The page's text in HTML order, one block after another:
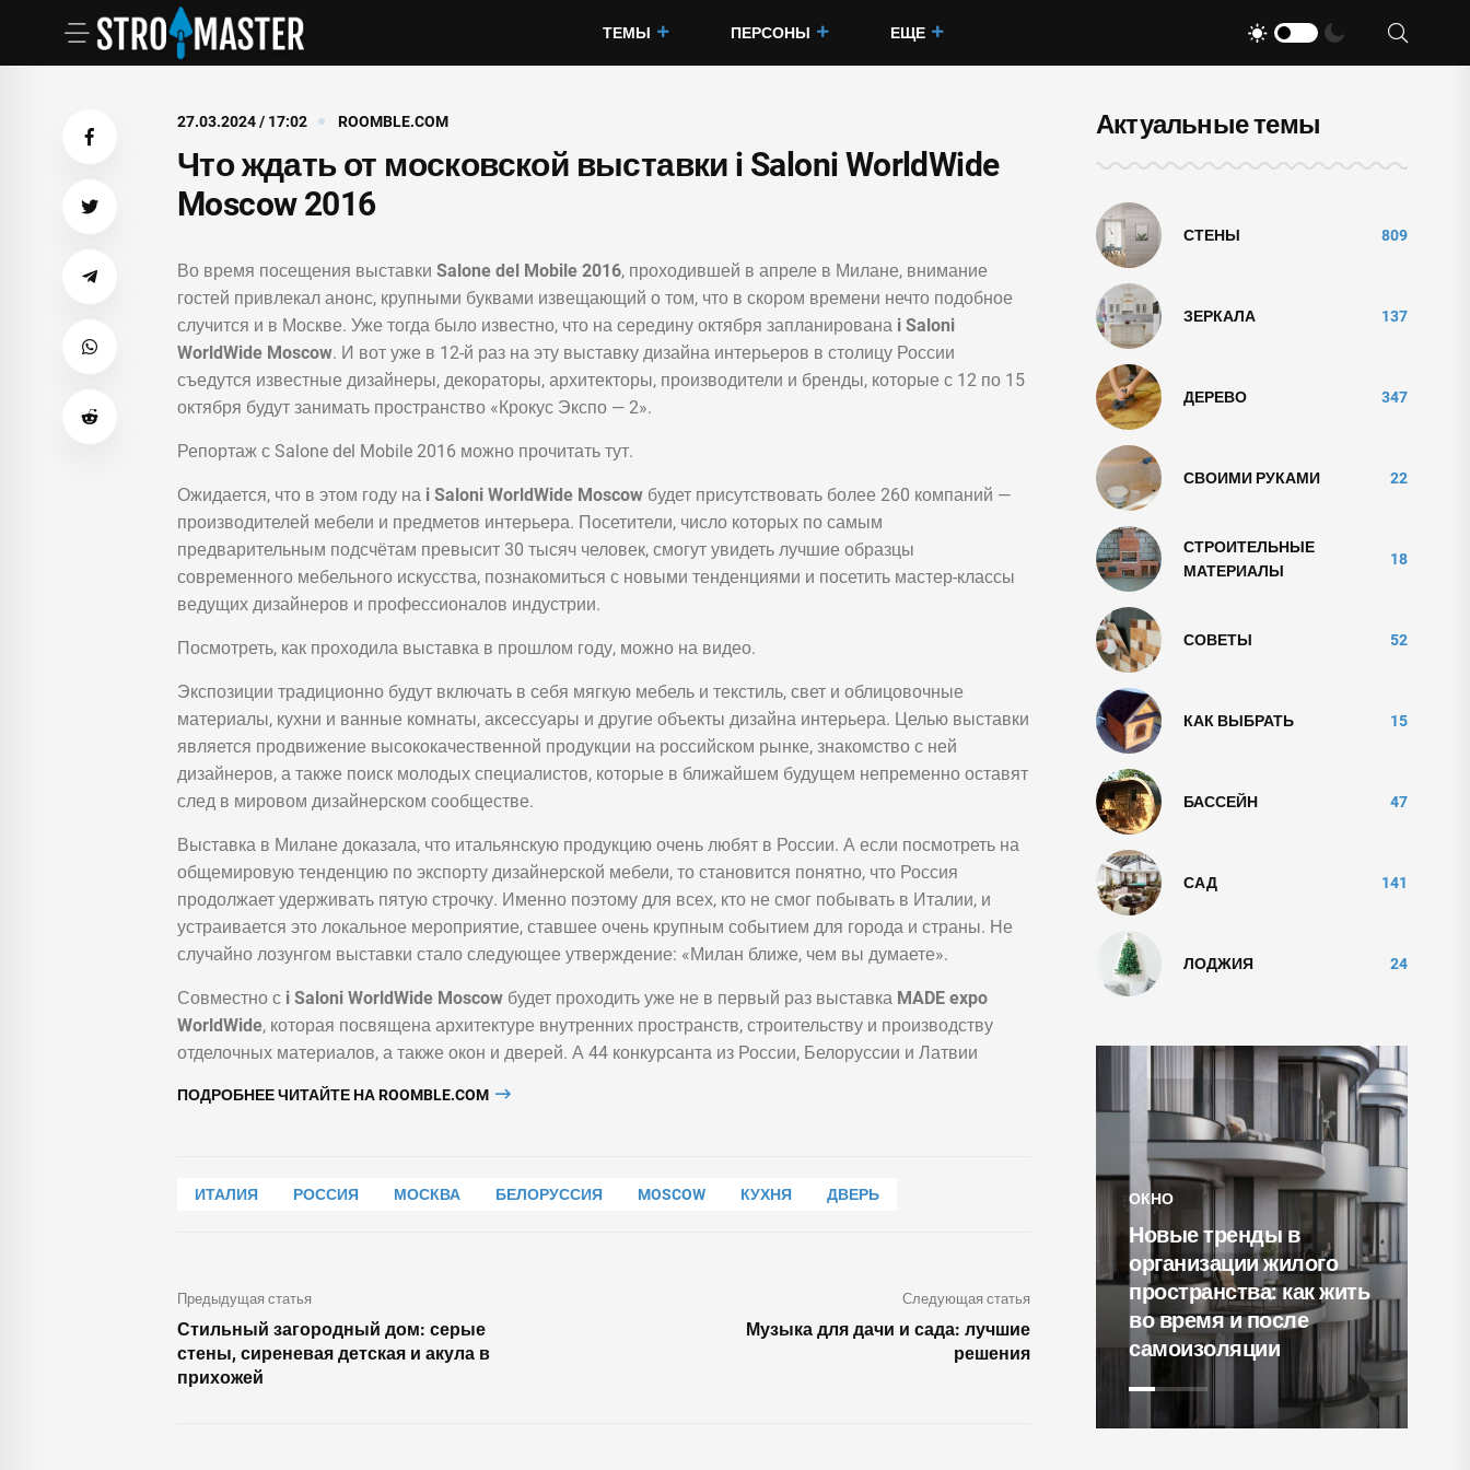
ТЕМЫ ПЕРСОНЫ ЕЩЕ
27.03.2024 / 17:02 ROOMBLE.COM
Что ждать от московской выставки i Saloni WorldWide
Moscow 2016
Во время посещения выставки Salone del Mobile 2016, проходившей в апреле в Милане, внимание
гостей привлекал анонс, крупными буквами извещающий о том, что в скором времени нечто подобное
случится и в Москве. Уже тогда было известно, что на середину октября запланирована i Saloni
WorldWide Moscow. И вот уже в 12-й раз на эту выставку дизайна интерьеров в столицу России
съедутся известные дизайнеры, декораторы, архитекторы, производители и бренды, которые с 12 по 15
октября будут занимать пространство «Крокус Экспо — 2».
Репортаж с Salone del Mobile 2016 можно прочитать тут.
Ожидается, что в этом году на i Saloni WorldWide Moscow будет присутствовать более 260 компаний —
производителей мебели и предметов интерьера. Посетители, число которых по самым
предварительным подсчётам превысит 30 тысяч человек, смогут увидеть лучшие образцы
современного мебельного искусства, познакомиться с новыми тенденциями и посетить мастер-классы
ведущих дизайнеров и профессионалов индустрии.
Посмотреть, как проходила выставка в прошлом году, можно на видео.
Экспозиции традиционно будут включать в себя мягкую мебель и текстиль, свет и облицовочные
материалы, кухни и ванные комнаты, аксессуары и другие объекты дизайна интерьера. Целью выставки
является продвижение высококачественной продукции на российском рынке, знакомство с ней
дизайнеров, а также поиск молодых специалистов, которые в ближайшем будущем непременно оставят
след в мировом дизайнерском сообществе.
Выставка в Милане доказала, что итальянскую продукцию очень любят в России. А если посмотреть на
общемировую тенденцию по экспорту дизайнерской мебели, то становится понятно, что Россия
продолжает удерживать пятую строчку. Именно поэтому для всех, кто не смог побывать в Италии, и
устраивается это локальное мероприятие, ставшее очень крупным событием для города и страны. Не
случайно лозунгом выставки стало следующее утверждение: «Милан ближе, чем вы думаете».
Совместно с i Saloni WorldWide Moscow будет проходить уже не в первый раз выставка MADE expo
WorldWide, которая посвящена архитектуре внутренних пространств, строительству и производству
отделочных материалов, а также окон и дверей. А 44 конкурсанта из России, Белоруссии и Латвии
ПОДРОБНЕЕ ЧИТАЙТЕ НА ROOMBLE.COM
ИТАЛИЯ РОССИЯ МОСКВА БЕЛОРУССИЯ MOSCOW КУХНЯ ДВЕРЬ
Предыдущая статья
Стильный загородный дом: серые
стены, сиреневая детская и акула в
прихожей
Следующая статья
Музыка для дачи и сада: лучшие
решения
Актуальные темы
СТЕНЫ 809
ЗЕРКАЛА 137
ДЕРЕВО 347
СВОИМИ РУКАМИ 22
СТРОИТЕЛЬНЫЕ
МАТЕРИАЛЫ
18
СОВЕТЫ 52
КАК ВЫБРАТЬ 15
БАССЕЙН 47
САД 141
ЛОДЖИЯ 24
Классический светлый
интерьер с жемчужным
ОКНО
Новые тренды в
организации жилого
пространства: как жить
во время и после
самоизоляции